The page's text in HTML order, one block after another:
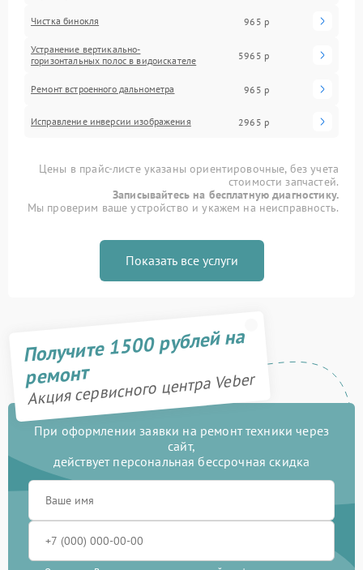
Чистка бинокля 965 р
Устранение вертикально-
горизонтальных полос в видоискателе
5965 р
Ремонт встроенного дальнометра 965 р
Исправление инверсии изображения 2965 р
Цены в прайс-листе указаны ориентировочные, без учета
стоимости запчастей.
Записывайтесь на бесплатную диагностику.
Мы проверим ваше устройство и укажем на неисправность.
Показать все услуги
Получите 1500 рублей на
ремонт
Акция сервисного центра Veber
При оформлении заявки на ремонт техники через
сайт,
действует персональная бессрочная скидка